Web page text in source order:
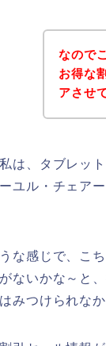
なので
お得な
アさせ
は、タブレッ
ユル・チェア
な感じで、こ
ないかな～と
みつけられな